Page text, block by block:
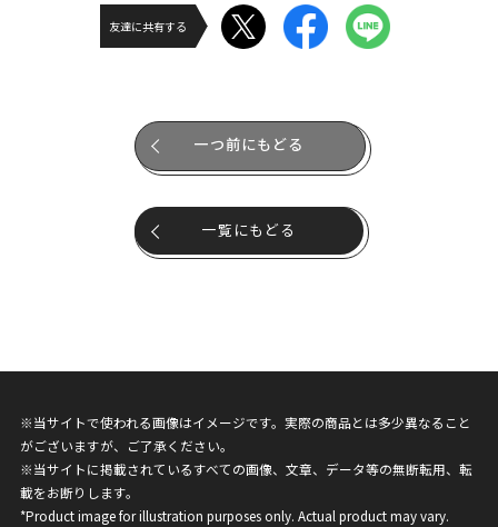
友達に共有する
一つ前にもどる
一覧にもどる
※当サイトで使われる画像はイメージです。実際の商品とは多少異なること
がございますが、ご了承ください。
※当サイトに掲載されているすべての画像、文章、データ等の無断転用、転
載をお断りします。
*Product image for illustration purposes only. Actual product may vary.